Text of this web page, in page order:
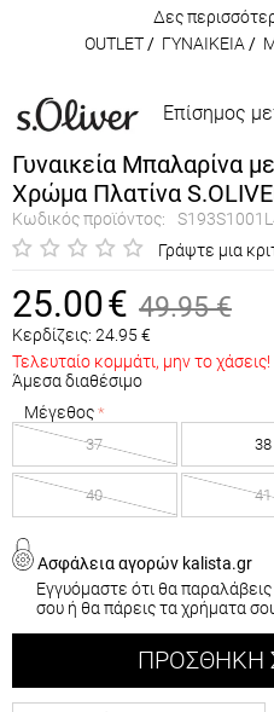
Δες
OUTLET / ΓΥΝΑΙΚΕΙΑ /
Επίσημος
Γυναικεία Μπαλαρίνα
Χρώμα Πλατίνα
Κωδικός προϊόντος:
Γράψτε μια
25.00€ 49.95 €
Κερδίζεις: 24.95 €
Τελευταίο κομμάτι, μην το χάσεις!
Άμεσα διαθέσιμο
Μέγεθος
37 38
40 41
Ασφάλεια αγορών kalista.gr
Εγγυόμαστε ότι θα
σου ή θα πάρεις τα χρήματα
ΠΡΟΣΘΉΚΗ